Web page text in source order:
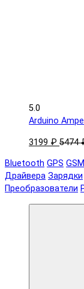
5.0
Arduino
3199 ₽ 5474
Bluetooth GPS
Драйвера Зарядки
Преобразователи